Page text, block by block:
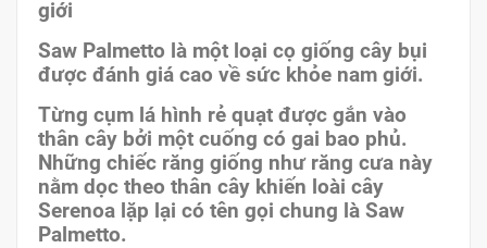
giới
Saw Palmetto là một loại cọ giống cây bụi
được đánh giá cao về sức khỏe nam giới.
Từng cụm lá hình rẻ quạt được gắn vào
thân cây bởi một cuống có gai bao phủ.
Những chiếc răng giống như răng cưa này
nằm dọc theo thân cây khiến loài cây
Serenoa lặp lại có tên gọi chung là Saw
Palmetto.